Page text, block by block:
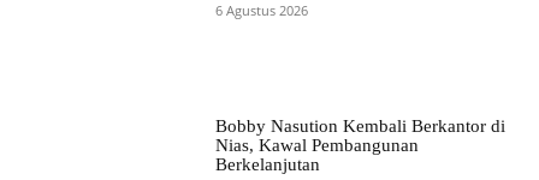
6 Agustus 2026
Bobby Nasution Kembali Berkantor di
Nias, Kawal Pembangunan
Berkelanjutan